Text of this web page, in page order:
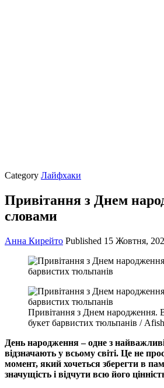
Category Лайфхаки
Привітання з Днем
словами
Анна Кирейто Published 15 Жовтня,
Привітання з Днем народження.
букет барвистих тюльпанів /
День народження – одне з
відзначають у всьому світі. Це не
момент, який хочеться зберегти в
значущість і відчути всю його